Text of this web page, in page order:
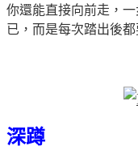
你還能直接向前走，
已，而是每次踏出後
深蹲